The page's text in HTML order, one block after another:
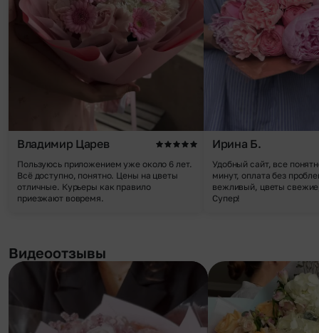
Владимир Царев
Пользуюсь приложением уже около 6 лет.
Всё доступно, понятно. Цены на цветы
отличные. Курьеры как правило
приезжают вовремя.
Ирина Б.
Удобный сайт, все
минут, оплата без
вежливый, цветы
Супер!
Видеоотзывы